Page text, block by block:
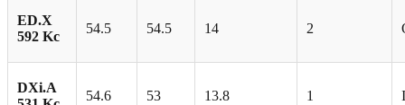
ED.X
592 Kc
54.5 54.5 14 2
DXi.A
54.6 53 13.8 1